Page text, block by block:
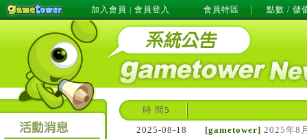
加入會員 | 會員登入 會員特區 點數 / 儲
時 間 5
2025-08-18
[gametower] 2025年8